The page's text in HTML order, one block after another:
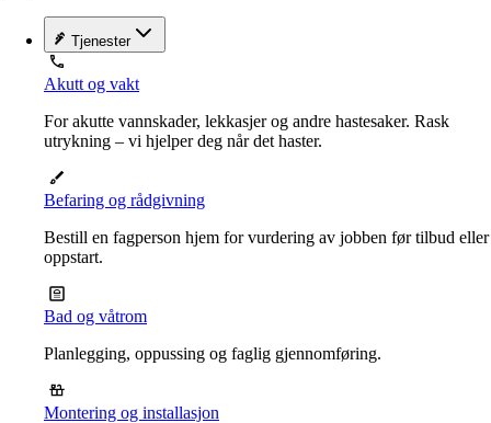
Tjenester
Akutt og vakt
For akutte vannskader, lekkasjer og andre hastesaker. Rask
utrykning – vi hjelper deg når det haster.
Befaring og rådgivning
Bestill en fagperson hjem for vurdering av jobben før tilbud eller
oppstart.
Bad og våtrom
Planlegging, oppussing og faglig gjennomføring.
Montering og installasjon